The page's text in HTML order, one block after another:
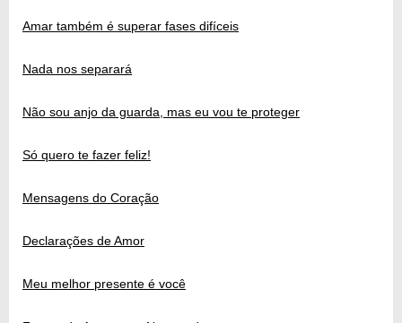
Amar também é superar fases difíceis
Nada nos separará
Não sou anjo da guarda, mas eu vou te proteger
Só quero te fazer feliz!
Mensagens do Coração
Declarações de Amor
Meu melhor presente é você